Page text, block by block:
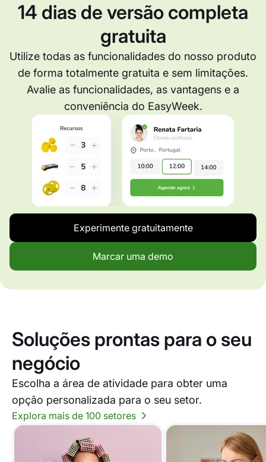
14 dias de versão completa
gratuita
Utilize todas as funcionalidades do nosso produto
de forma totalmente gratuita e sem limitações.
Avalie as funcionalidades, as vantagens e a
conveniência do EasyWeek.
Experimente gratuitamente
Marcar uma demo
Soluções prontas para o seu
negócio
Escolha a área de atividade para obter uma
opção personalizada para o seu setor.
Explora mais de 100 setores